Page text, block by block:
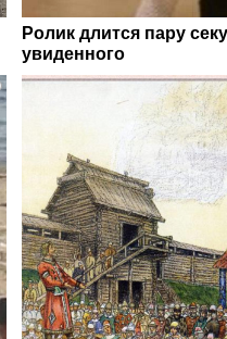
Ролик длится пару
увиденного